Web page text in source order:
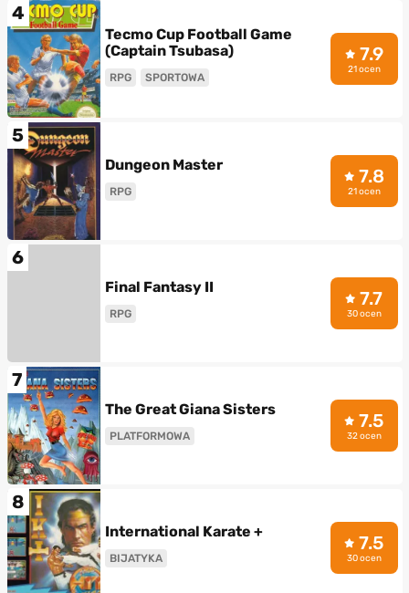
4
Tecmo Cup Football Game
(Captain Tsubasa)
RPG SPORTOWA
7.9
21 ocen
5
Dungeon Master
RPG
7.8
21 ocen
6
Final Fantasy II
RPG
7.7
30 ocen
7
The Great Giana Sisters
PLATFORMOWA
7.5
32 ocen
8
International Karate +
BIJATYKA
7.5
30 ocen